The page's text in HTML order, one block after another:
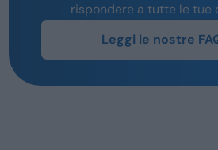
rispondere a tutte le tue
Leggi le nostre